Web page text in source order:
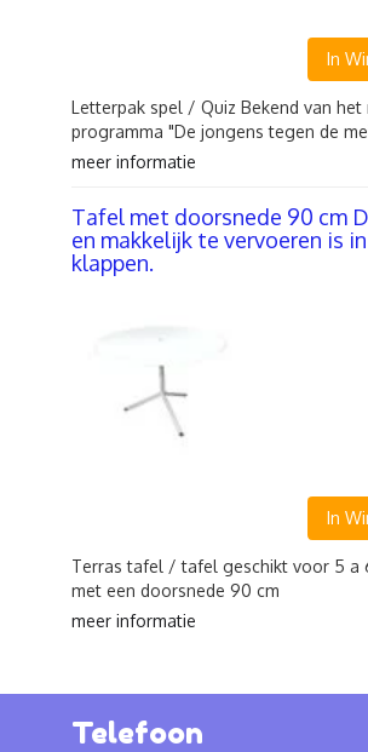
In
Letterpak spel / Quiz Bekend van het
programma "De jongens tegen de
meer informatie
Tafel met doorsnede 90 cm
en makkelijk te vervoeren is
klappen.
In
Terras tafel / tafel geschikt voor 5 a
met een doorsnede 90 cm
meer informatie
Telefoon